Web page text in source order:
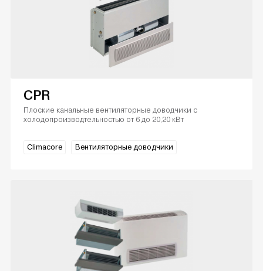
CPR
Плоские канальные вентиляторные доводчики с
холодопроизводтельностью от 6 до 20,20 кВт
Climacore Вентиляторные доводчики